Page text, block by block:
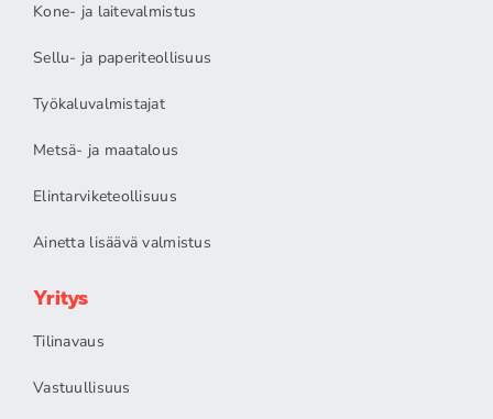
Kone- ja laitevalmistus
Sellu- ja paperiteollisuus
Työkaluvalmistajat
Metsä- ja maatalous
Elintarviketeollisuus
Ainetta lisäävä valmistus
Yritys
Tilinavaus
Vastuullisuus